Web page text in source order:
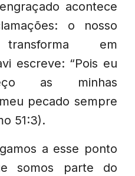
acontece
o nosso
em
escreve: “Pois eu
as minhas
pecado sempre
51:3).
a esse ponto
somos parte do